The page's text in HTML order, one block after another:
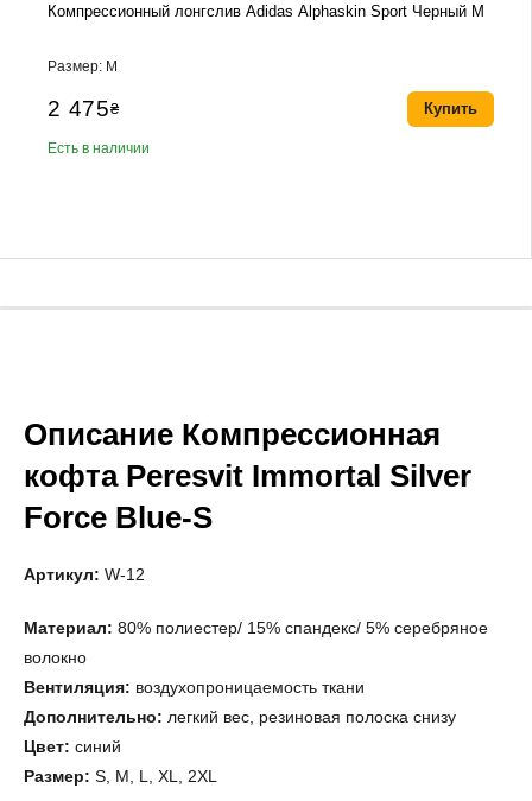
Компрессионный лонгслив Adidas Alphaskin Sport Черный M
Размер: M
2 475₴
Есть в наличии
Купить
Описание Компрессионная
кофта Peresvit Immortal Silver
Force Blue-S
Артикул: W-12
Материал: 80% полиестер/ 15% спандекс/ 5% серебряное
волокно
Вентиляция: воздухопроницаемость ткани
Дополнительно: легкий вес, резиновая полоска снизу
Цвет: синий
Размер: S, M, L, XL, 2XL